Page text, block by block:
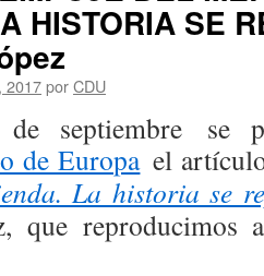
HISTORIA SE
2017porCDU
septiembre se
de Europael
La historia se
que reproducimos